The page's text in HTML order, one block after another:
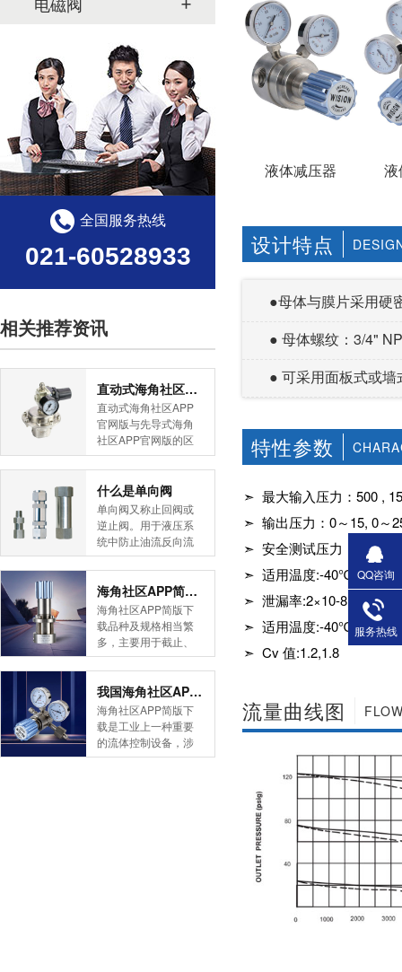
液体减压器
设计特点
●母体与膜片采用硬密
● 母体螺纹：3/4"
● 可采用面板式或墙
特性参数
➣ 最大输入压力：500 ,
➣ 输出压力：0～15, 0
➣ 安全测试压力：1.5
➣ 适用温度:-40℃至＋
➣ 泄漏率:2×10-8 atm cc/
➣ 适用温度:-40℃至＋
➣ Cv 值:1.2,1.8
流量曲线图
全国服务热线
021-60528933
相关推荐资讯
直动式海角社区APP官网版与先导式海角社区APP官网版的区别
直动式海角社区APP
官网版与先导式海角
社区APP官网版的区
别是什么？HJBA8海
角论坛海角社区APP
简版下载告诉您！先
导式海角社区APP官
网版是采用控制阀体
内的启闭件的开度来
调节介质的流量，将
介质的压力降低，同
时借助阀后压力的作
用调节启闭件的开
度，使阀后压力保持
在一定范围内，在进
口压力不断变化的情
在设定的范围内，保
护其后的生活生产器
具。本类海角社区
APP简版下载在管......
什么是单向阀
单向阀又称止回阀或
逆止阀。用于液压系
统中防止油流反向流
动,或者用于气动系统
中防止压缩空气逆向
流动。今天HJBA8海
角论坛海角社区APP
简版下载为您介绍一
下什么是单向阀。
一、简介单向阀有直
通式和直角式两种。
直通式单向阀用螺纹
连接安装在管路上。
直角式单向阀有螺纹
连接、板式连接和法
兰连接三种形式。液
海角社区APP简版下载的维护保养方式有哪些
海角社区APP简版下
载品种及规格相当繁
多，主要用于截止、
导流、稳压、分流
等，用途广泛。正确
和有序有效的维护保
养会保护海角社区
APP简版下载，使海
角社区APP简版下载
正常发挥功能并且延
我国海角社区APP简版下载市场的现状及前景如何
海角社区APP简版下
载是工业上一种重要
的流体控制设备，涉
及到国民经济诸多部
QQ咨询
服务热线